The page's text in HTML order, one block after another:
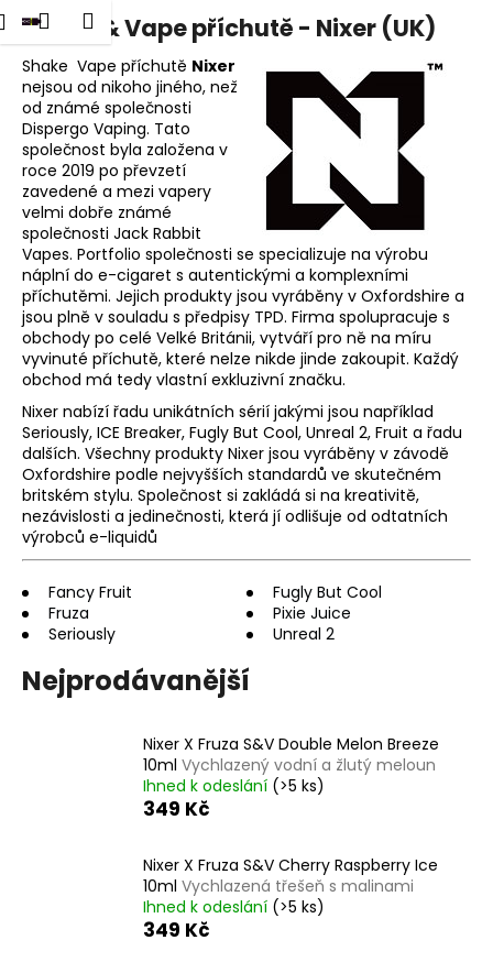
Přejít
na
obsah
Přihlášení
Nákupní
košík
Menu
Shake & Vape příchutě - Nixer (UK)
Shake Vape příchutě Nixer
nejsou od nikoho jiného, než
od známé společnosti
Dispergo Vaping. Tato
společnost byla založena v
roce 2019 po převzetí
zavedené a mezi vapery
velmi dobře známé
společnosti Jack Rabbit
Vapes. Portfolio společnosti se specializuje na výrobu
náplní do e-cigaret s autentickými a komplexními
příchutěmi. Jejich produkty jsou vyráběny v Oxfordshire a
jsou plně v souladu s předpisy TPD. Firma spolupracuje s
obchody po celé Velké Británii, vytváří pro ně na míru
vyvinuté příchutě, které nelze nikde jinde zakoupit. Každý
obchod má tedy vlastní exkluzivní značku.
Nixer nabízí řadu unikátních sérií jakými jsou například
Seriously, ICE Breaker, Fugly But Cool, Unreal 2, Fruit a řadu
dalších. Všechny produkty Nixer jsou vyráběny v závodě
Oxfordshire podle nejvyšších standardů ve skutečném
britském stylu. Společnost si zakládá si na kreativitě,
nezávislosti a jedinečnosti, která jí odlišuje od odtatních
výrobců e-liquidů
Fancy Fruit
Fugly But Cool
Fruza
Pixie Juice
Seriously
Unreal 2
Nejprodávanější
Nixer X Fruza S&V Double Melon Breeze
10ml Vychlazený vodní a žlutý meloun
Ihned k odeslání (>5 ks)
349 Kč
Nixer X Fruza S&V Cherry Raspberry Ice
10ml Vychlazená třešeň s malinami
Ihned k odeslání (>5 ks)
349 Kč
K
o
C
o
p
o
t
ř
e
b
u
j
e
t
e
n
a
j
t
?
HLEDAT